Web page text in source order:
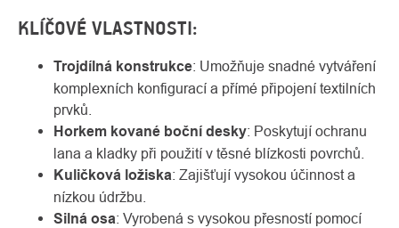
KLÍČOVÉ VLASTNOSTI:
Trojdílná konstrukce: Umožňuje snadné vytváření
komplexních konfigurací a přímé připojení textilních
prvků.
Horkem kované boční desky: Poskytují ochranu
lana a kladky při použití v těsné blízkosti povrchů.
Kuličková ložiska: Zajišťují vysokou účinnost a
nízkou údržbu.
Silná osa: Vyrobená s vysokou přesností pomocí